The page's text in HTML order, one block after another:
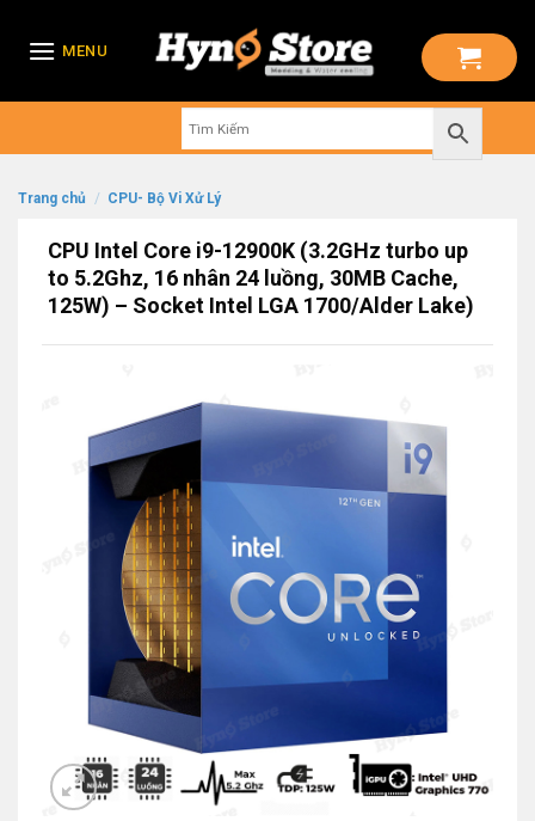
MENU
Trang chủ / CPU- Bộ Vi Xử Lý
CPU Intel Core i9-12900K (3.2GHz turbo up
to 5.2Ghz, 16 nhân 24 luồng, 30MB Cache,
125W) – Socket Intel LGA 1700/Alder Lake)